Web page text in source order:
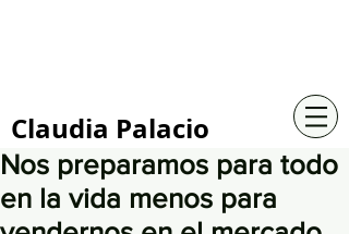
Claudia Palacio
Nos preparamos para todo
en la vida menos para